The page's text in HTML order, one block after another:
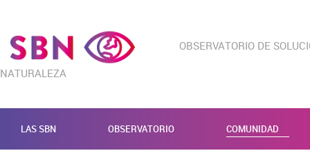
OBSERVATORIO DE
NATURALEZA
LAS SBN OBSERVATORIO COMUNIDAD